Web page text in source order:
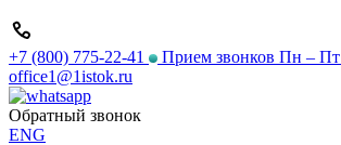
+7 (800) 775-22-41
Прием звонков Пн – Пт
office1@1istok.ru
Обратный звонок
ENG